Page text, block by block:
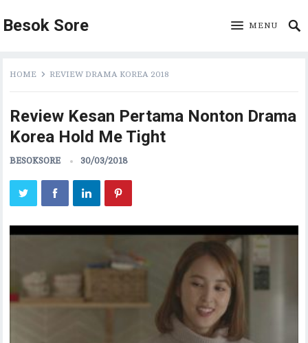
Besok Sore MENU
HOME REVIEW DRAMA KOREA 2018
Review Kesan Pertama Nonton Drama
Korea Hold Me Tight
BESOKSORE 30/03/2018